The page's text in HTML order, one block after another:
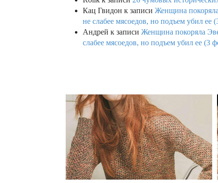
Кац Гвидон к записи Женщина
не слабее мясоедов, но подъем убил ее
Андрей к записи Женщина покоряла
слабее мясоедов, но подъем убил ее (3